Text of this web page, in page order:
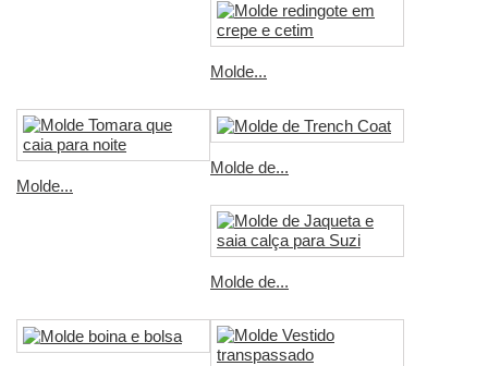
Molde...
Molde...
Molde de...
Molde de...